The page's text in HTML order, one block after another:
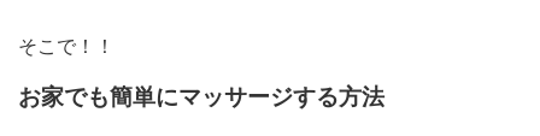
そこで！！
お家でも簡単にマッサージする方法